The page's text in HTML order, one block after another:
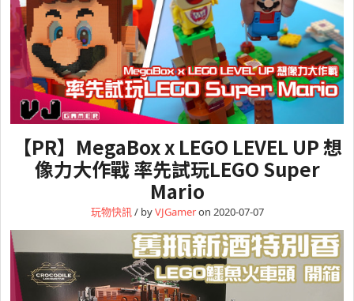
【PR】MegaBox x LEGO LEVEL UP 想
像力大作戰 率先試玩LEGO Super
Mario
玩物快訊/ byVJGameron 2020-07-07